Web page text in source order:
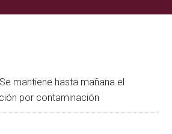
Se mantiene hasta mañana el
por contaminación